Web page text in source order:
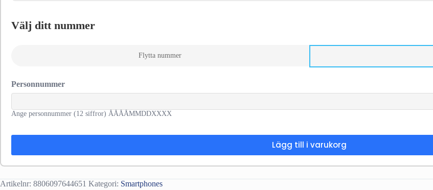
Välj ditt nummer
Flytta nummer
Personnummer
Ange personnummer (12 siffror) ÅÅÅÅMMDDXXXX
Lägg till i varukorg
Artikelnr: 8806097644651 Kategori: Smartphones